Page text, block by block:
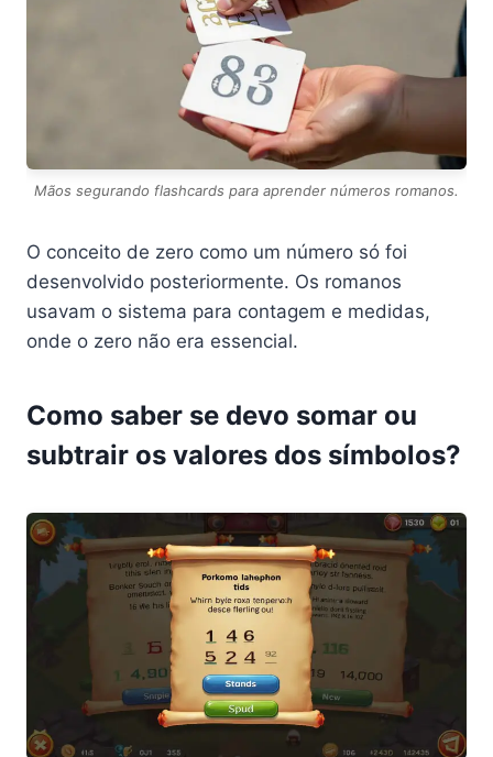
Mãos segurando flashcards para aprender números romanos.
O conceito de zero como um número só foi
desenvolvido posteriormente. Os romanos
usavam o sistema para contagem e medidas,
onde o zero não era essencial.
Como saber se devo somar ou
subtrair os valores dos símbolos?